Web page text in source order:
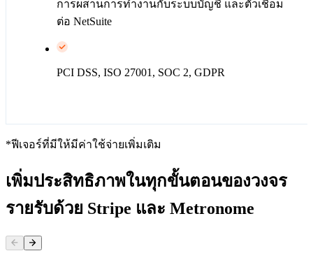
การผสานการทำงานกับระบบบัญชี และตัวเชื่อม
ต่อ NetSuite
PCI DSS, ISO 27001, SOC 2, GDPR
*ฟีเจอร์ที่มีให้มีค่าใช้จ่ายเพิ่มเติม
เพิ่มประสิทธิภาพในทุกขั้นตอนของวงจร
รายรับด้วย Stripe และ Metronome